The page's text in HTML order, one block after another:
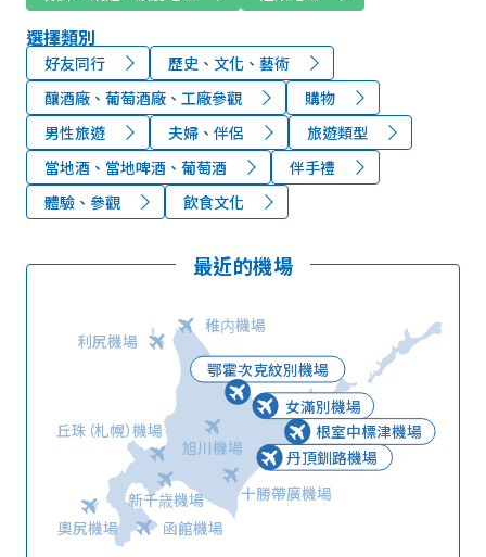
選擇類別
好友同行
歷史、文化、藝術
釀酒廠、葡萄酒廠、工廠參觀
購物
男性旅遊
夫婦、伴侶
旅遊類型
當地酒、當地啤酒、葡萄酒
伴手禮
體驗、參觀
飲食文化
最近的機場
新千歳機場
丘珠（札幌）機場
函館機場
奧尻機場
旭川機場
稚内機場
利尻機場
鄂霍次克紋別機場
女滿別機場
根室中標津機場
丹頂釧路機場
十勝帶廣機場